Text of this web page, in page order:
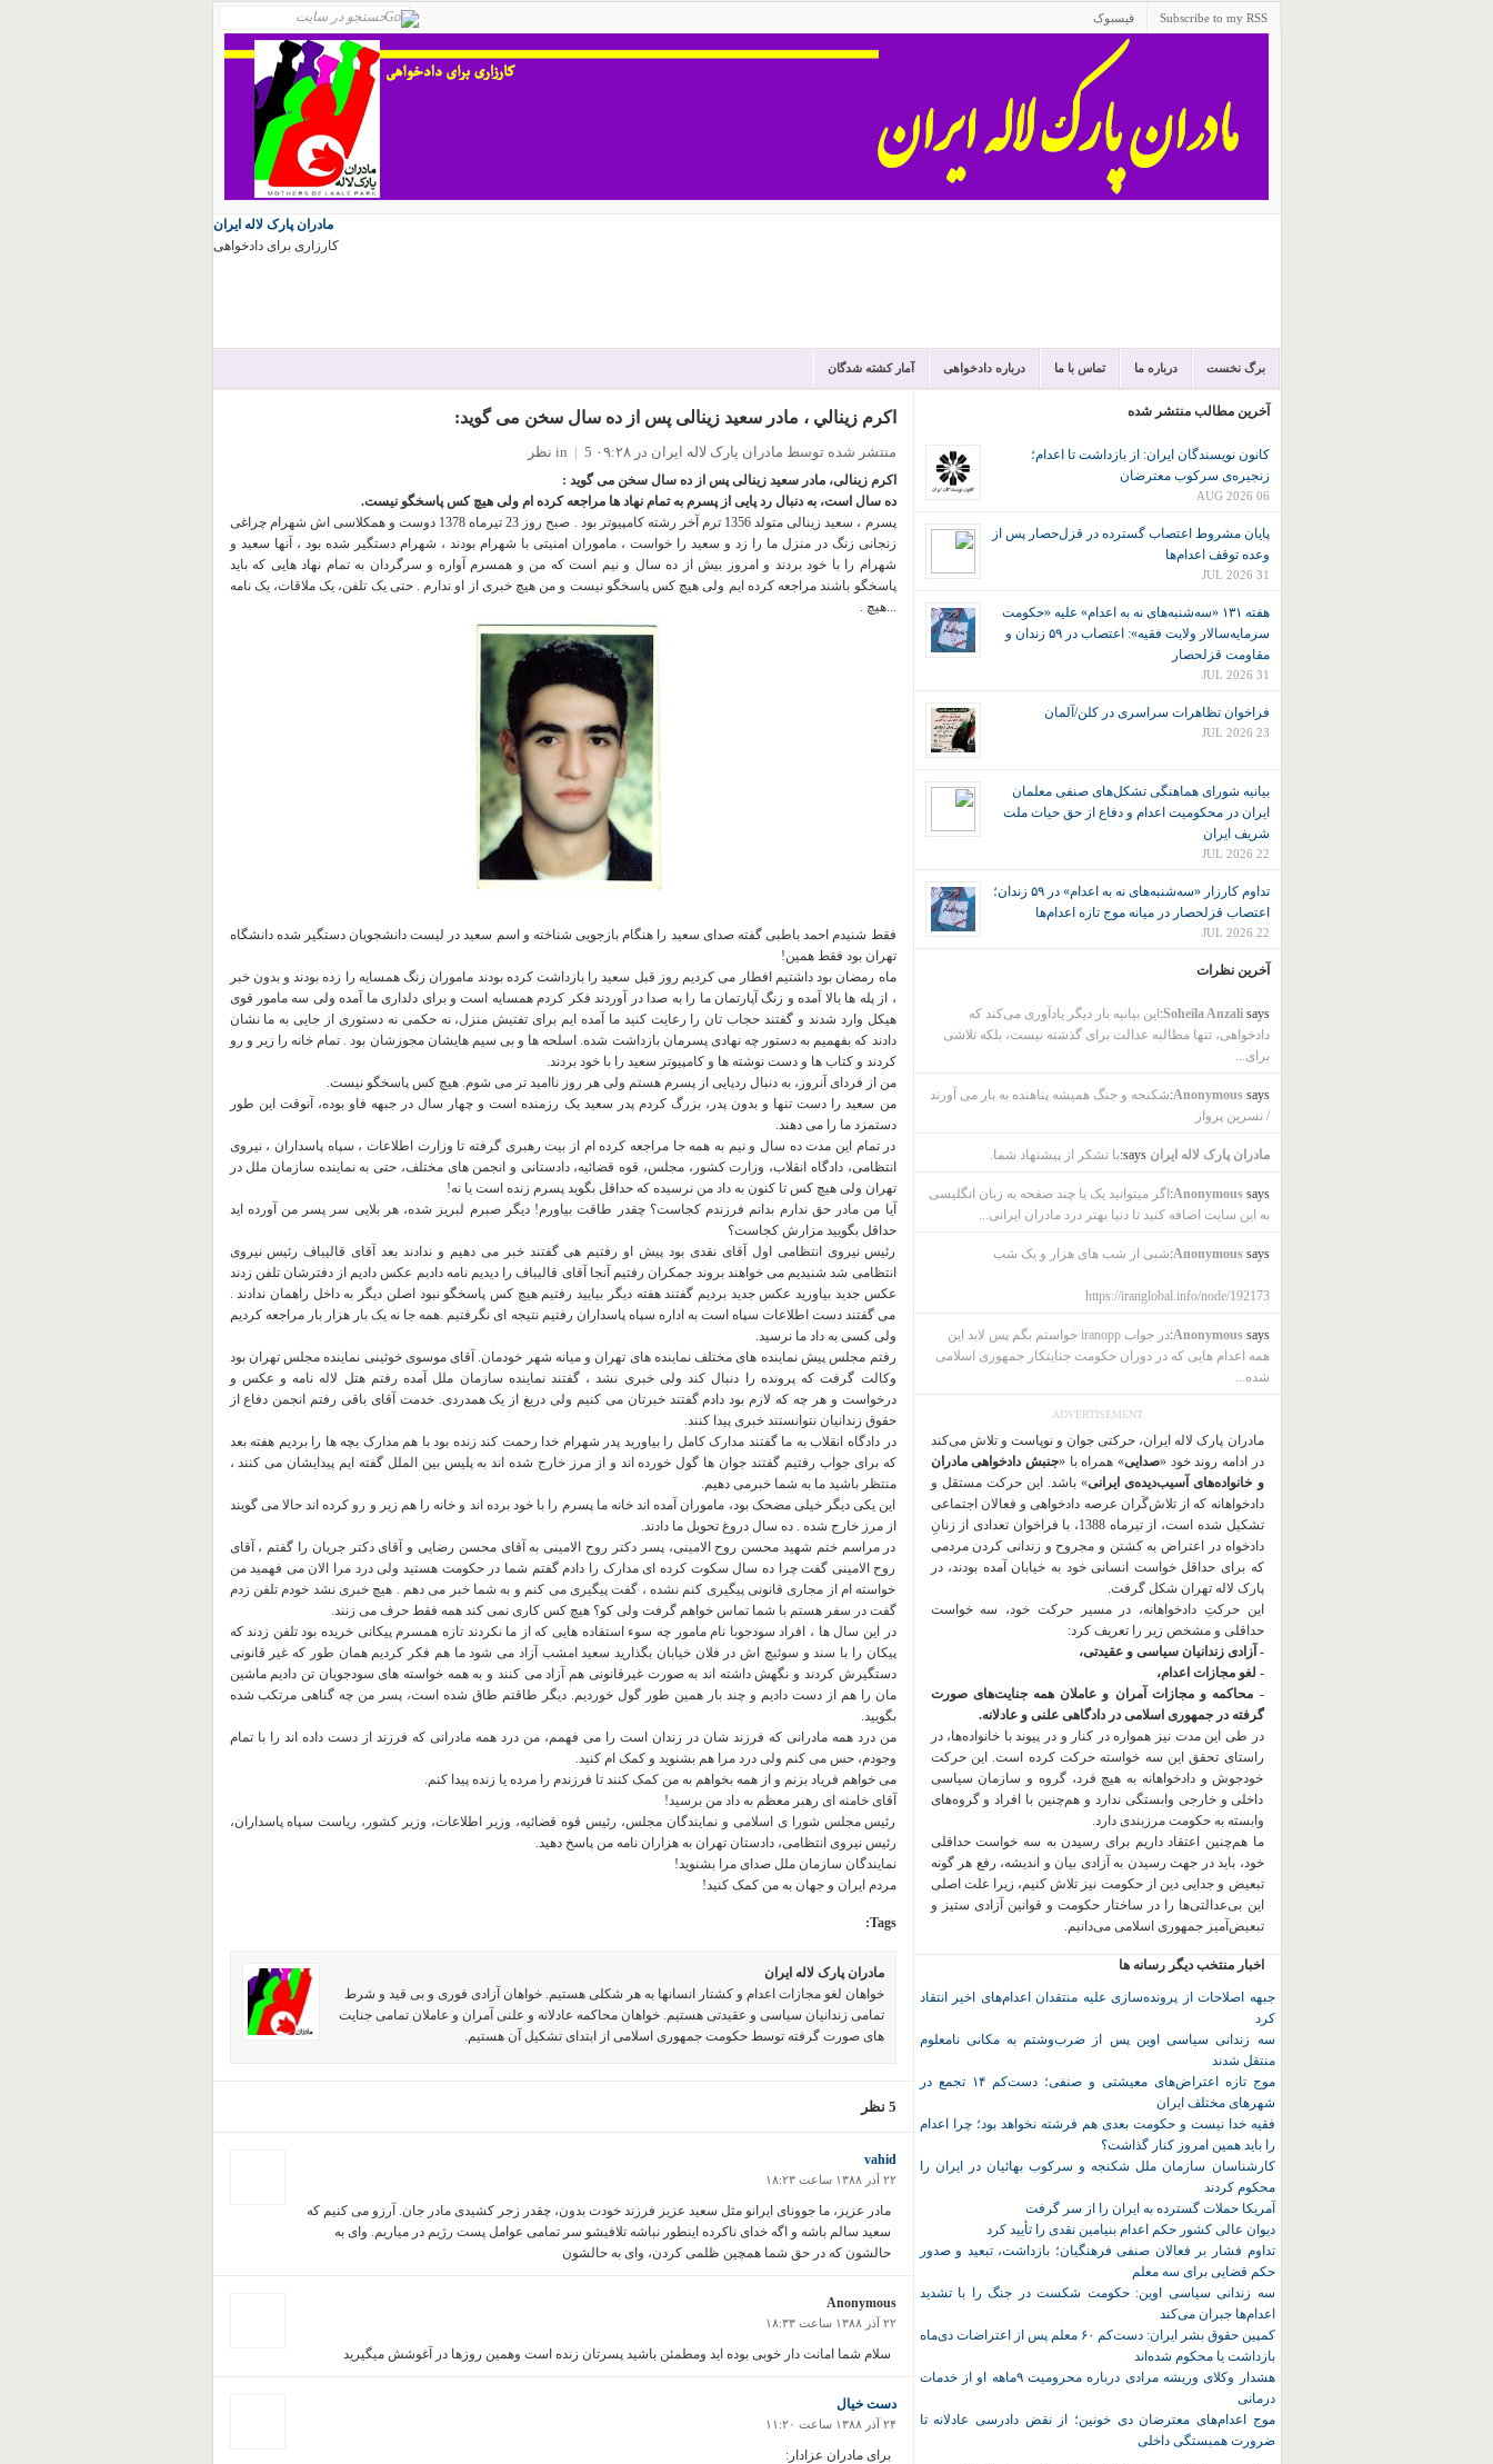
Subscribe to my RSS فیسبوک
مادران پارک لاله ایران
کارزاری برای دادخواهی
برگ نخست درباره ما تماس با ما درباره دادخواهی آمار کشته شدگان
اکرم زينالي ، مادر سعيد زينالی پس از ده سال سخن می گويد:
منتشر شده توسط مادران پارک لاله ایران در ۰۹:۲۸ in | 5 نظر
اکرم زینالی، مادر سعید زینالی پس از ده سال سخن می گوید :
ده سال است، به دنبال رد پایی از پسرم به تمام نهاد ها مراجعه کرده ام ولی هیچ کس پاسخگو نیست.
پسرم ، سعید زینالی متولد 1356 ترم آخر رشته کامپیوتر بود . صبح روز 23 تیرماه 1378 دوست و
همکلاسی اش شهرام چراغی
زنجانی زنگ در منزل ما را زد و سعید را خواست ، ماموران امنیتی با شهرام بودند ، شهرام دستگیر شده بود ، آنها سعید و
شهرام را با خود بردند و امروز بیش از ده سال و نیم است که من و همسرم آ واره و سرگردان به تمام نهاد هایی که باید
پاسخگو باشند مراجعه کرده ایم ولی هیچ کس پاسخگو نیست و من هیچ خبری از او ندارم . حتی یک تلفن، یک ملاقات، یک نامه
...هیچ .
فقط شنیدم احمد باطبی گفته صدای سعید را هنگام بازجویی شناخته و اسم سعید در لیست دانشجویان دستگیر شده دانشگاه
تهران بود فقط همین!
ماه رمضان بود داشتیم افطار می کردیم روز قبل سعید را بازداشت کرده بودند ماموران زنگ همسایه را
زده بودند و بدون خبر
، از پله ها بالا آمده و زنگ آپارتمان ما را به صدا در آوردند فکر کردم همسایه است و برای دلداری ما آمده ولی سه مامور قوی
هیکل وارد شدند و گفتند حجاب تان را رعایت کنید ما آمده ایم برای تفتیش منزل، نه حکمی نه دستوری از جایی به ما نشان
دادند که بفهمیم به دستور چه نهادی پسرمان بازداشت شده. اسلحه ها و بی سیم هایشان مجوزشان بود . تمام خانه را زیر و رو
کردند و کتاب ها و دست نوشته ها و کامپیوتر سعید را با خود بردند.
من از فردای آنروز، به دنبال ردپایی از پسرم هستم ولی هر روز ناامید تر می شوم. هیچ کس پاسخگو نیست.
من سعید را دست تنها و بدون پدر، بزرگ کردم پدر سعید یک رزمنده است و چهار سال در جبهه فاو بوده، آنوقت این طور
دستمزد ما را می دهند.
در تمام این مدت ده سال و نیم به همه جا مراجعه کرده ام از بیت رهبری گرفته تا وزارت اطلاعات ، سپاه پاسداران ، نیروی
انتظامی، دادگاه انقلاب، وزارت کشور، مجلس، قوه قضائیه، دادستانی و انجمن های مختلف، حتی به نماینده سازمان ملل در
تهران ولی هیچ کس تا کنون به داد من نرسیده که حداقل بگوید پسرم زنده است یا نه!
آیا من مادر حق ندارم بدانم فرزندم کجاست؟ چقدر طاقت بیاورم! دیگر صبرم لبریز شده، هر بلایی سر پسر من آورده اید
حداقل بگویید مزارش کجاست؟
رئیس نیروی انتظامی اول آقای نقدی بود پیش او رفتیم هی گفتند خبر می دهیم و ندادند بعد آقای قالیباف رئیس نیروی
انتظامی شد شنیدیم می خواهند بروند جمکران رفتیم آنجا آقای قالیباف را دیدیم نامه دادیم عکس دادیم از دفترشان تلفن زدند
عکس جدید بیاورید عکس جدید بردیم گفتند هفته دیگر بیایید رفتیم هیچ کس پاسخگو نبود اصلن دیگر به داخل راهمان ندادند .
می گفتند دست اطلاعات سپاه است به اداره سپاه پاسداران رفتیم نتیجه ای نگرفتیم .همه جا نه یک بار هزار بار مراجعه کردیم
ولی کسی به داد ما نرسید.
رفتم مجلس پیش نماینده های مختلف نماینده های تهران و میانه شهر خودمان. آقای موسوی خوئینی نماینده مجلس تهران بود
وکالت گرفت که پرونده را دنبال کند ولی خبری نشد ، گفتند نماینده سازمان ملل آمده رفتم هتل لاله نامه و عکس و
درخواست و هر چه که لازم بود دادم گفتند خبرتان می کنیم ولی دریغ از یک همدردی. خدمت آقای باقی رفتم انجمن دفاع از
حقوق زندانیان نتوانستند خبری پیدا کنند.
در دادگاه انقلاب به ما گفتند مدارک کامل را بیاورید پدر شهرام خدا رحمت کند زنده بود با هم مدارک بچه ها را بردیم هفته بعد
که برای جواب رفتیم گفتند جوان ها گول خورده اند و از مرز خارج شده اند به پلیس بین الملل گفته ایم پیدایشان می کنند ،
منتظر باشید ما به شما خبرمی دهیم.
این یکی دیگر خیلی مضحک بود، ماموران آمده اند خانه ما پسرم را با خود برده اند و خانه را هم زیر و رو کرده اند حالا می گویند
از مرز خارج شده . ده سال دروغ تحویل ما دادند.
در مراسم ختم شهید محسن روح الامینی، پسر دکتر روح الامینی به آقای محسن رضایی و آقای دکتر جریان را گفتم ، آقای
روح الامینی گفت چرا ده سال سکوت کرده ای مدارک را دادم گفتم شما در حکومت هستید ولی درد مرا الان می فهمید من
خواسته ام از مجاری قانونی پیگیری کنم نشده ، گفت پیگیری می کنم و به شما خبر می دهم . هیچ خبری نشد خودم تلفن زدم
گفت در سفر هستم با شما تماس خواهم گرفت ولی کو؟ هیچ کس کاری نمی کند همه فقط حرف می زنند.
در این سال ها ، افراد سودجوبا نام مامور چه سوء استفاده هایی که از ما نکردند تازه همسرم پیکانی خریده بود تلفن زدند که
پیکان را با سند و سوئیچ اش در فلان خیابان بگذارید سعید امشب آزاد می شود ما هم فکر کردیم همان طور که غیر قانونی
دستگیرش کردند و نگهش داشته اند به صورت غیرقانونی هم آزاد می کنند و به همه خواسته های سودجویان تن دادیم ماشین
مان را هم از دست دادیم و چند بار همین طور گول خوردیم. دیگر طاقتم طاق شده است، پسر من چه گناهی مرتکب شده
بگویید.
من درد همه مادرانی که فرزند شان در زندان است را می فهمم، من درد همه مادرانی که فرزند از دست داده اند را با تمام
وجودم، حس می کنم ولی درد مرا هم بشنوید و کمک ام کنید.
می خواهم فریاد بزنم و از همه بخواهم به من کمک کنند تا فرزندم را مرده یا زنده پیدا کنم.
آقای خامنه ای رهبر معظم به داد من برسید!
رئیس مجلس شورا ی اسلامی و نمایندگان مجلس، رئیس قوه قضائیه، وزیر اطلاعات، وزیر کشور، ریاست سپاه پاسداران،
رئیس نیروی انتظامی، دادستان تهران به هزاران نامه من پاسخ دهید.
نمایندگان سازمان ملل صدای مرا بشنوید!
مردم ایران و جهان به من کمک کنید!
Tags:
مادران پارک لاله ایران
خواهان لغو مجازات اعدام و کشتار انسانها به هر شکلی هستیم. خواهان آزادی فوری و بی قید و شرط
تمامی زندانیان سیاسی و عقیدتی هستیم. خواهان محاکمه عادلانه و علنی آمران و عاملان تمامی جنایت
های صورت گرفته توسط حکومت جمهوری اسلامی از ابتدای تشکیل آن هستیم.
5 نظر
vahid
۲۲ آذر ۱۳۸۸ ساعت ۱۸:۲۳
مادر عزیز، ما جوونای ایرانو مثل سعید عزیز فرزند خودت بدون، چقدر زجر کشیدی مادر جان. آرزو می کنیم که
سعید سالم باشه و اگه خدای ناکرده اینطور نباشه تلافیشو سر تمامی عوامل پست رژیم در میاریم. وای به
حالشون که در حق شما همچین ظلمی کردن، وای به حالشون
Anonymous
۲۲ آذر ۱۳۸۸ ساعت ۱۸:۳۳
سلام شما امانت دار خوبی بوده اید ومطمئن باشید پسرتان زنده است وهمین روزها در آغوشش میگیرید
دست خیال
۲۴ آذر ۱۳۸۸ ساعت ۱۱:۲۰
برای مادران عزادار:
آخرین مطالب منتشر شده
کانون نويسندگان ايران: از بازداشت تا اعدام؛
زنجیره‌ی سرکوب معترضان
06 AUG 2026
پایان مشروط اعتصاب گسترده در قزل‌حصار پس از
وعده توقف اعدام‌ها
31 JUL 2026
هفته ۱۳۱ «سه‌شنبه‌های نه به اعدام» علیه «حکومت
سرمایه‌سالار ولایت فقیه»: اعتصاب در ۵۹ زندان و
مقاومت قزلحصار
31 JUL 2026
فراخوان تظاهرات سراسری در کلن/آلمان
23 JUL 2026
بیانیه شورای هماهنگی تشکل‌های صنفی معلمان
ایران در محکومیت اعدام و دفاع از حق حیات ملت
شریف ایران
22 JUL 2026
تداوم کارزار «سه‌شنبه‌های نه به اعدام» در ۵۹ زندان؛
اعتصاب قزلحصار در میانه موج تازه اعدام‌ها
22 JUL 2026
آخرین نظرات
Soheila Anzalisays:
این بیانیه بار دیگر یادآوری می‌کند که
دادخواهی، تنها مطالبه عدالت برای گذشته نیست، بلکه تلاشی
برای...
Anonymoussays:
شکنجه و جنگ همیشه پناهنده به بار می آورند
/ نسرین پرواز
مادران پارک لاله ایران says: با تشکر از پیشنهاد شما.
Anonymoussays:
اگر میتوانید یک یا چند صفحه به زبان انگلیسی
به این سایت اضافه کنید تا دنیا بهتر درد مادران ایرانی...
Anonymoussays: شبی از شب های هزار و یک شب
https://iranglobal.info/node/192173
Anonymoussays:
در جواب iranopp خواستم بگم پس لابد این
همه اعدام هایی که در دوران حکومت جنایتکار جمهوری اسلامی
شده...
ADVERTISEMENT
مادران پارک لاله ایران، حرکتی جوان و نوپاست و تلاش می‌کند
در ادامه روند خود «صدایی» همراه با «جنبش دادخواهی مادران
و خانواده‌های آسیب‌دیده‌ی ایرانی» باشد. این حرکت مستقل و
دادخواهانه که از تلاش‌گَران عرصه دادخواهی و فعالان اجتماعی
تشکیل شده است، از تیرماه 1388، با فراخوان تعدادی از زنانِ
دادخواه در اعتراض به کشتن و مجروح و زندانی کردن مردمی
که برای حداقل خواست انسانی خود به خیابان آمده بودند، در
پارک لاله تهران شکل گرفت.
این حرکتِ دادخواهانه، در مسیر حرکت خود، سه خواست
حداقلی و مشخص زیر را تعریف کرد:
- آزادی زندانیان سیاسی و عقیدتی،
- لغو مجازات اعدام،
- محاکمه و مجازات آمران و عاملان همه جنایت‌های صورت
گرفته در جمهوری اسلامی در دادگاهی علنی و عادلانه.
در طی این مدت نیز همواره در کنار و در پیوند با خانواده‌ها، در
راستای تحقق این سه خواسته حرکت کرده است. این حرکت
خودجوش و دادخواهانه به هیچ فرد، گروه و سازمان سیاسی
داخلی و خارجی وابستگی ندارد و هم‌چنین با افراد و گروه‌های
وابسته به حکومت مرزبندی دارد.
ما هم‌چنین اعتقاد داریم برای رسیدن به سه خواست حداقلی
خود، باید در جهت رسیدن به آزادی بیان و اندیشه، رفع هر گونه
تبعیض و جدایی دین از حکومت نیز تلاش کنیم، زیرا علت اصلی
این بی‌عدالتی‌ها را در ساختار حکومت و قوانین آزادی ستیز و
تبعیض‌آمیز جمهوری اسلامی می‌دانیم.
اخبار منتخب دیگر رسانه ها
جبهه اصلاحات از پرونده‌سازی علیه منتقدان اعدام‌های اخیر انتقاد
کرد
سه زندانی سیاسی اوین پس از ضرب‌وشتم به مکانی نامعلوم
منتقل شدند
موج تازه اعتراض‌های معیشتی و صنفی؛ دست‌کم ۱۴ تجمع در
شهرهای مختلف ایران
فقیه خدا نیست و حکومت بعدی هم فرشته نخواهد بود؛ چرا اعدام
را باید همین امروز کنار گذاشت؟
کارشناسان سازمان ملل شکنجه و سرکوب بهائیان در ایران را
محکوم کردند
آمریکا حملات گسترده به ایران را از سر گرفت
دیوان عالی کشور حکم اعدام بنیامین نقدی را تأیید کرد
تداوم فشار بر فعالان صنفی فرهنگیان؛ بازداشت، تبعید و صدور
حکم قضایی برای سه معلم
سه زندانی سیاسی اوین: حکومت شکست در جنگ را با تشدید
اعدام‌ها جبران می‌کند
کمپین حقوق بشر ایران: دست‌کم ۶۰ معلم پس از اعتراضات دی‌ماه
بازداشت یا محکوم شده‌اند
هشدار وکلای وریشه مرادی درباره محرومیت ۹ماهه او از خدمات
درمانی
موج اعدام‌های معترضان دی‌ خونین؛ از نقض دادرسی عادلانه تا
ضرورت همبستگی داخلی